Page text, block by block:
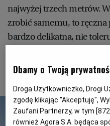
najwyżej trzech metrów.
zrobić samemu, to ręczna
bardzo delikatna, nie
chemia łatwo niszczy
ekologię. Sama z siebie.
Dbamy o Twoją
Droga Użytkowniczko, Drogi
zgodę klikając "Akceptuję",
Zaufani Partnerzy, w tym [872
również Agora S.A. będąca